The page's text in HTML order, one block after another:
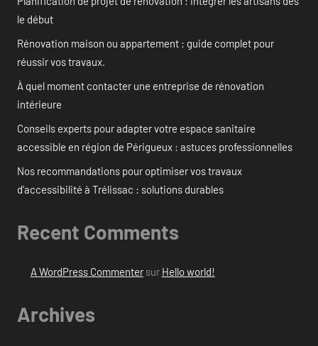
le début
Rénovation maison ou appartement : guide complet pour
réussir vos travaux.
À quel moment contacter une entreprise de rénovation
intérieure
Conseils experts pour adapter votre espace sanitaire
accessible en région de Périgueux : astuces professionnelles
Nos recommandations pour optimiser vos travaux
d’accessibilité à Trélissac : solutions durables
Recent Comments
A WordPress Commentersur Hello world!
Archives